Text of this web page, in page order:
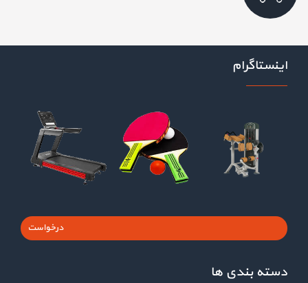
اینستاگرام
درخواست
دسته بندی ها